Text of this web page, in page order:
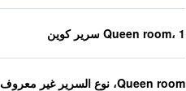
Queen room، 1 سرير كوين
Queen room، نوع السرير غير معروف